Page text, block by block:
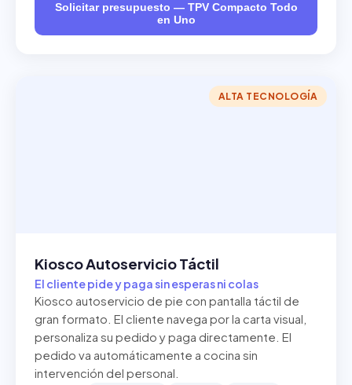
Solicitar presupuesto — TPV Compacto Todo
en Uno
ALTA TECNOLOGÍA
Kiosco Autoservicio Táctil
El cliente pide y paga sin esperas ni colas
Kiosco autoservicio de pie con pantalla táctil de
gran formato. El cliente navega por la carta visual,
personaliza su pedido y paga directamente. El
pedido va automáticamente a cocina sin
intervención del personal.